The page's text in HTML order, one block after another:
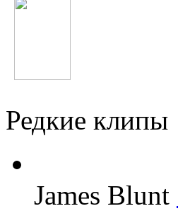
Редкие клипы
James Blunt